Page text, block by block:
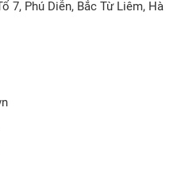
7, Phú Diễn, Bắc Từ Liêm, Hà